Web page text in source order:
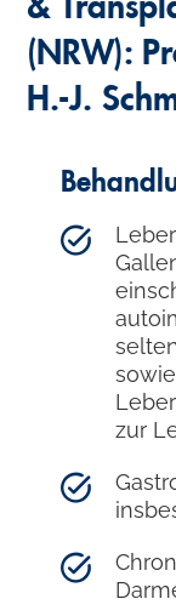
&
(NRW):
H.-J.
zur